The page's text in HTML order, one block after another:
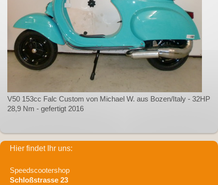
V50 153cc Falc Custom von Michael W. aus Bozen/Italy - 32HP
28,9 Nm - gefertigt 2016
Hier findet Ihr uns:
Speedscootershop
Schloßstrasse 23